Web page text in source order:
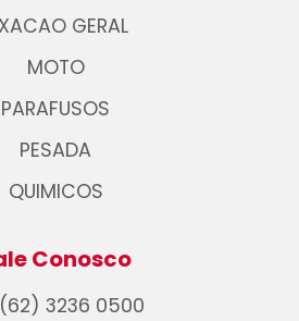
GERAL
MOTO
PARAFUSOS
PESADA
QUIMICOS
Conosco
(62) 3236 0500